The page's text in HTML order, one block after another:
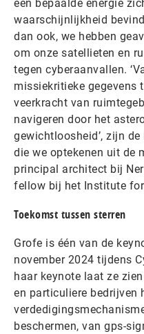
een bepaalde energie
waarschijnlijkheid
dan ook, we hebben
om onze satellieten en
tegen cyberaanvallen.
missiekritieke gegevens
veerkracht van
navigeren door het
gewichtloosheid’, zijn
die we optekenen uit de
principal architect bij
fellow bij het Institute for
Toekomst tussen sterren
Grofe is één van de
november 2024 tijdens
haar keynote laat ze
en particuliere bedrijven
beschermen, van gps-